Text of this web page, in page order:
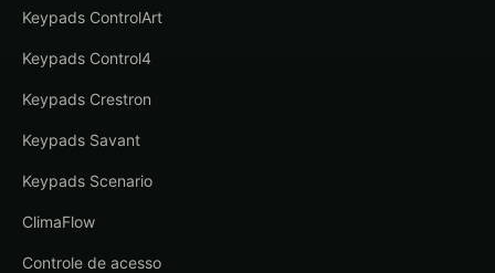
Keypads ControlArt
Keypads Control4
Keypads Crestron
Keypads Savant
Keypads Scenario
ClimaFlow
Controle de acesso